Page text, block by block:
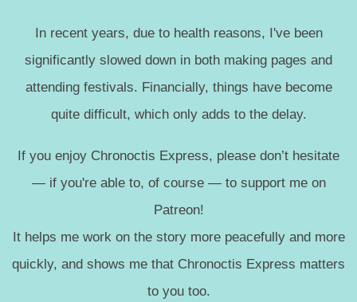
In recent years, due to health reasons, I've been
significantly slowed down in both making pages and
attending festivals. Financially, things have become
quite difficult, which only adds to the delay.
If you enjoy Chronoctis Express, please don’t hesitate
— if you're able to, of course — to support me on
Patreon!
It helps me work on the story more peacefully and more
quickly, and shows me that Chronoctis Express matters
to you too.